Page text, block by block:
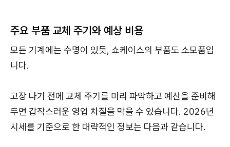
주요 부품 교체 주기와 예상 비용
모든 기계에는 수명이 있듯, 쇼케이스의 부품도 소모품입
니다.
고장 나기 전에 교체 주기를 미리 파악하고 예산을 준비해
두면 갑작스러운 영업 차질을 막을 수 있습니다. 2026년
시세를 기준으로 한 대략적인 정보는 다음과 같습니다.